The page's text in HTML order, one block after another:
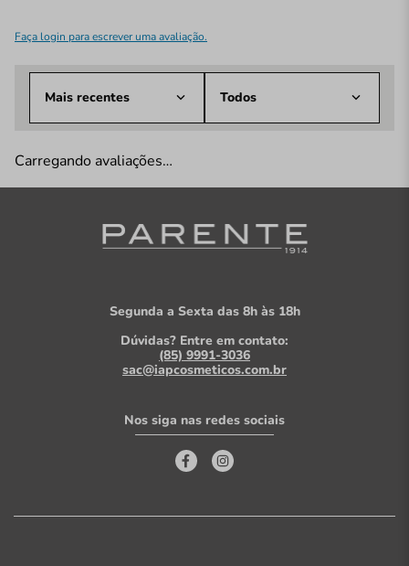
Faça login para escrever uma avaliação.
Mais recentes Todos
Carregando avaliações…
Segunda a Sexta das 8h às 18h
Dúvidas? Entre em contato:
(85) 9991-3036
sac@iapcosmeticos.com.br
Nos siga nas redes sociais